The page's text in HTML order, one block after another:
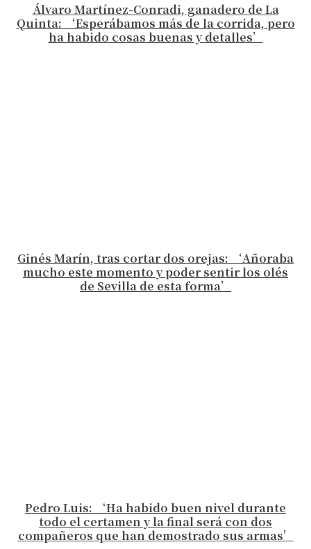
Álvaro Martínez-Conradi, ganadero de La
Quinta: ‘Esperábamos más de la corrida, pero
ha habido cosas buenas y detalles’
Ginés Marín, tras cortar dos orejas: ‘Añoraba
mucho este momento y poder sentir los olés
de Sevilla de esta forma’
Pedro Luis: ‘Ha habido buen nivel durante
todo el certamen y la final será con dos
compañeros que han demostrado sus armas’